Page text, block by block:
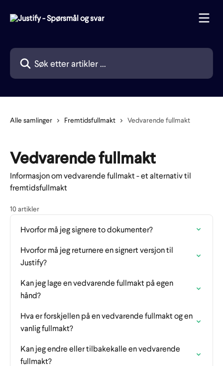
Søk etter artikler ...
Alle samlinger Fremtidsfullmakt Vedvarende fullmakt
Vedvarende fullmakt
Informasjon om vedvarende fullmakt - et alternativ til
fremtidsfullmakt
10 artikler
Hvorfor må jeg signere to dokumenter?
Hvorfor må jeg returnere en signert versjon til
Justify?
Kan jeg lage en vedvarende fullmakt på egen
hånd?
Hva er forskjellen på en vedvarende fullmakt og en
vanlig fullmakt?
Kan jeg endre eller tilbakekalle en vedvarende
fullmakt?